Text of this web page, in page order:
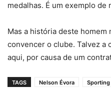
medalhas. É um exemplo
Mas a história deste
convencer o clube. Talvez a
aqui, por causa de um
TAGS Nelson Évora